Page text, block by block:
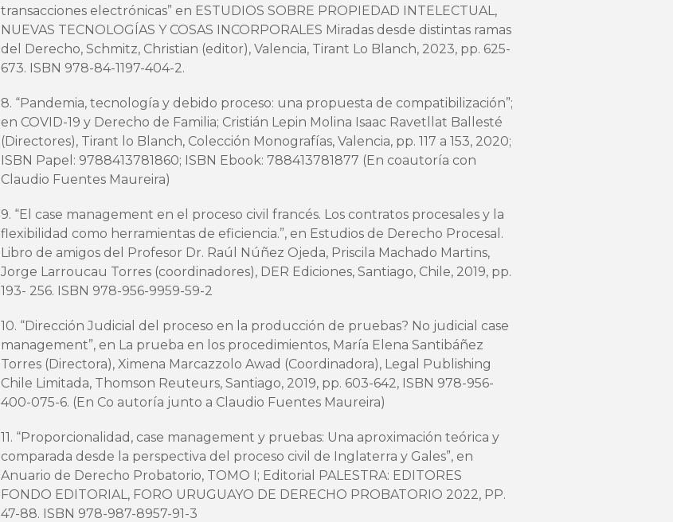
transacciones electrónicas” en ESTUDIOS SOBRE PROPIEDAD INTELECTUAL,
NUEVAS TECNOLOGÍAS Y COSAS INCORPORALES Miradas desde distintas ramas
del Derecho, Schmitz, Christian (editor), Valencia, Tirant Lo Blanch, 2023, pp. 625-
673. ISBN 978-84-1197-404-2.
8. “Pandemia, tecnología y debido proceso: una propuesta de compatibilización”;
en COVID-19 y Derecho de Familia; Cristián Lepin Molina Isaac Ravetllat Ballesté
(Directores), Tirant lo Blanch, Colección Monografías, Valencia, pp. 117 a 153, 2020;
ISBN Papel: 9788413781860; ISBN Ebook: 788413781877 (En coautoría con
Claudio Fuentes Maureira)
9. “El case management en el proceso civil francés. Los contratos procesales y la
flexibilidad como herramientas de eficiencia.”, en Estudios de Derecho Procesal.
Libro de amigos del Profesor Dr. Raúl Núñez Ojeda, Priscila Machado Martins,
Jorge Larroucau Torres (coordinadores), DER Ediciones, Santiago, Chile, 2019, pp.
193- 256. ISBN 978-956-9959-59-2
10. “Dirección Judicial del proceso en la producción de pruebas? No judicial case
management”, en La prueba en los procedimientos, María Elena Santibáñez
Torres (Directora), Ximena Marcazzolo Awad (Coordinadora), Legal Publishing
Chile Limitada, Thomson Reuteurs, Santiago, 2019, pp. 603-642, ISBN 978-956-
400-075-6. (En Co autoría junto a Claudio Fuentes Maureira)
11. “Proporcionalidad, case management y pruebas: Una aproximación teórica y
comparada desde la perspectiva del proceso civil de Inglaterra y Gales”, en
Anuario de Derecho Probatorio, TOMO I; Editorial PALESTRA: EDITORES
FONDO EDITORIAL, FORO URUGUAYO DE DERECHO PROBATORIO 2022, PP.
47-88. ISBN 978-987-8957-91-3